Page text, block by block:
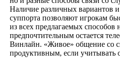
Наличие различных вариантов и
суппорта позволяют игрокам
из всех предлагаемых способов
предпочтительным остается
Винлайн. «Живое» общение со
продуктивным, если учитывать